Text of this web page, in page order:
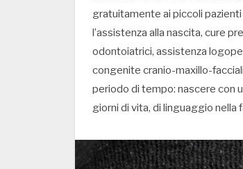
gratuitamente ai piccoli
l’assistenza alla nascita, cure
odontoiatrici, assistenza
congenite cranio-maxillo-
periodo di tempo: nascere con
giorni di vita, di linguaggio nella